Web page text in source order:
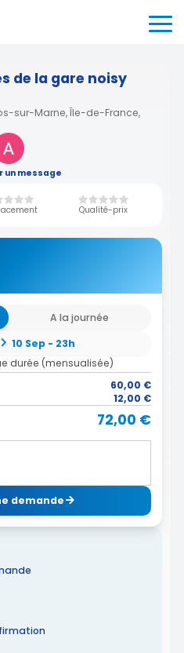
de la gare noisy
sur-Marne, Île-de-France,
un message
Qualité-prix
A la journée
10 Sep - 23h
durée (mensualisée)
60,00 €
12,00 €
72,00 €
demande